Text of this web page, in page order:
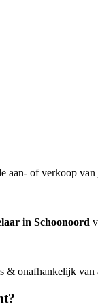
aan- of verkoop
in Schoonoord
& onafhankelijk